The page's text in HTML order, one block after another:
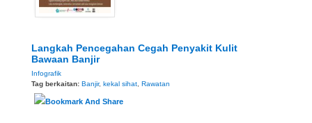
Langkah Pencegahan Cegah Penyakit Kulit
Bawaan Banjir
Infografik
Tag berkaitan: Banjir, kekal sihat Rawatan